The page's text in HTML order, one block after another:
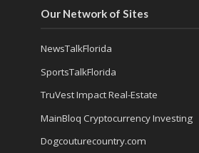
Our Network of Sites
NewsTalkFlorida
SportsTalkFlorida
TruVest Impact Real-Estate
MainBloq Cryptocurrency Investing
Dogcouturecountry.com